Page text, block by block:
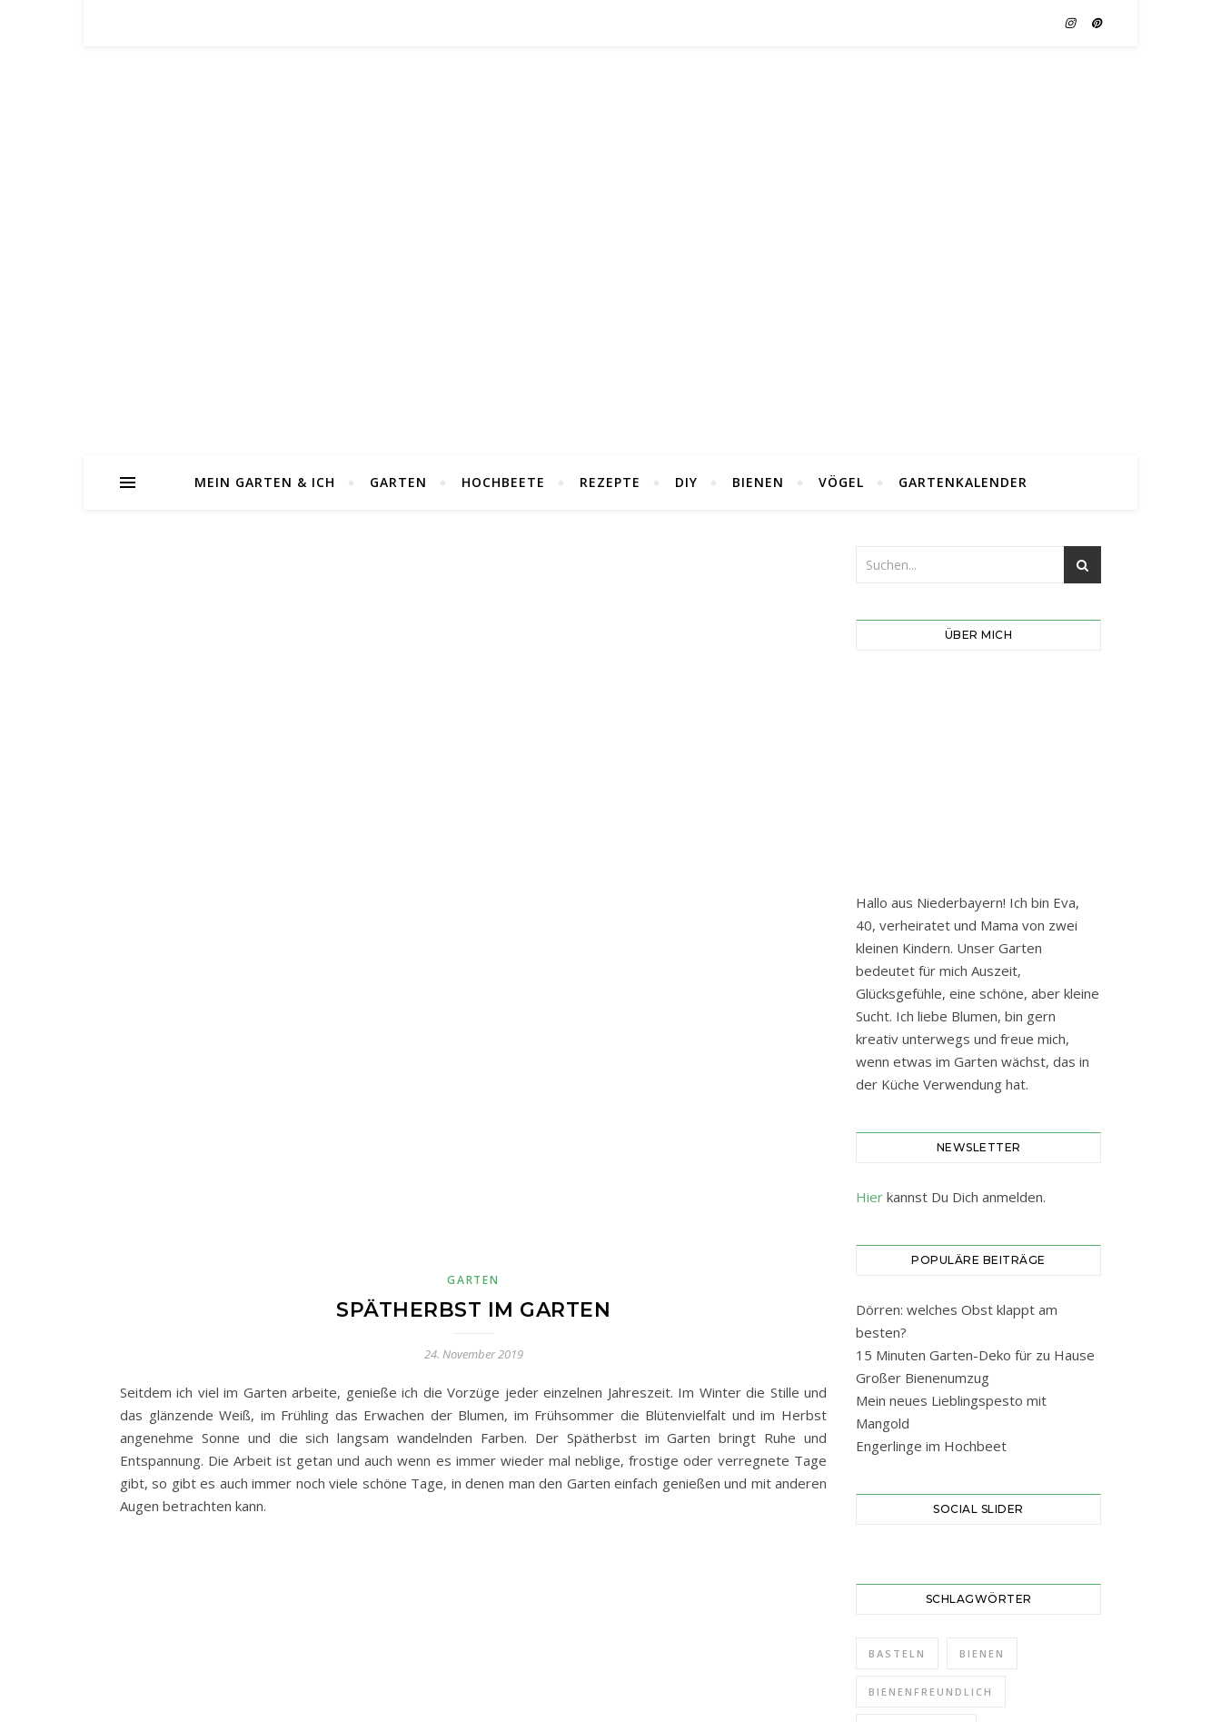
MEIN GARTEN & ICH GARTEN HOCHBEETE REZEPTE DIY BIENEN VÖGEL GARTENKALENDER
GARTEN
SPÄTHERBST IM GARTEN
24. November 2019
Seitdem ich viel im Garten arbeite, genieße ich die Vorzüge jeder einzelnen Jahreszeit. Im Winter die Stille und
das glänzende Weiß, im Frühling das Erwachen der Blumen, im Frühsommer die Blütenvielfalt und im Herbst
angenehme Sonne und die sich langsam wandelnden Farben. Der Spätherbst im Garten bringt Ruhe und
Entspannung. Die Arbeit ist getan und auch wenn es immer wieder mal neblige, frostige oder verregnete Tage
gibt, so gibt es auch immer noch viele schöne Tage, in denen man den Garten einfach genießen und mit anderen
Augen betrachten kann.
ÜBER MICH
Hallo aus Niederbayern! Ich bin Eva,
40, verheiratet und Mama von zwei
kleinen Kindern. Unser Garten
bedeutet für mich Auszeit,
Glücksgefühle, eine schöne, aber kleine
Sucht. Ich liebe Blumen, bin gern
kreativ unterwegs und freue mich,
wenn etwas im Garten wächst, das in
der Küche Verwendung hat.
NEWSLETTER
Hier kannst Du Dich anmelden.
POPULÄRE BEITRÄGE
Dörren: welches Obst klappt am
besten?
15 Minuten Garten-Deko für zu Hause
Großer Bienenumzug
Mein neues Lieblingspesto mit
Mangold
Engerlinge im Hochbeet
SOCIAL SLIDER
SCHLAGWÖRTER
BASTELN BIENEN
BIENENFREUNDLICH